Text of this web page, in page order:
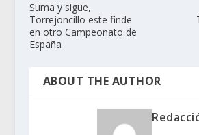
Suma y sigue,
Torrejoncillo este finde
en otro Campeonato de
España
ABOUT THE AUTHOR